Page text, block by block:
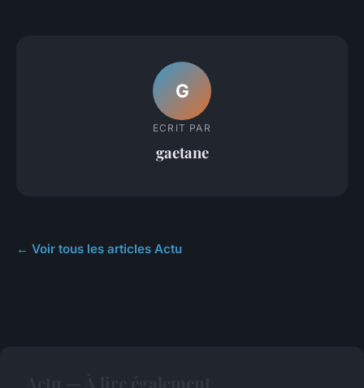
G
ECRIT PAR
gaetane
← Voir tous les articles Actu